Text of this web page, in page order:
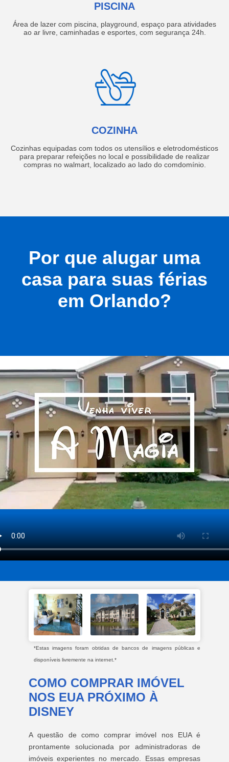
PISCINA
Área de lazer com piscina, playground, espaço para atividades
ao ar livre, caminhadas e esportes, com segurança 24h.
COZINHA
Cozinhas equipadas com todos os utensílios e eletrodomésticos
para preparar refeições no local e possibilidade de realizar
compras no walmart, localizado ao lado do comdomínio.
Por que alugar uma
casa para suas férias
em Orlando?
*Estas imagens foram obtidas de bancos de imagens públicas e
disponíveis livremente na internet.*
COMO COMPRAR IMÓVEL
NOS EUA PRÓXIMO À
DISNEY
A questão de como comprar imóvel nos EUA é
prontamente solucionada por administradoras de
imóveis experientes no mercado. Essas empresas